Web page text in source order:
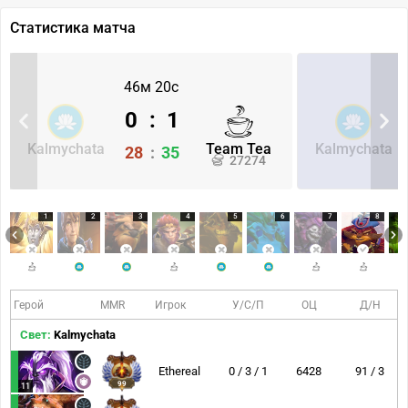
Статистика матча
46м 20с
Kalmychata Team Tea
27274
0 : 1
28 : 35 Kalmychata
1 2 3 4 5 6 7 8
Герой MMR Игрок У/С/П ОЦ Д/Н
Свет: Kalmychata
11 99
Ethereal 0 / 3 / 1 6428 91 / 3